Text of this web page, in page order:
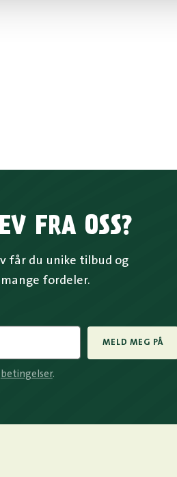
FRA OSS?
får du unike tilbud og
fordeler.
MELD MEG PÅ
betingelser.